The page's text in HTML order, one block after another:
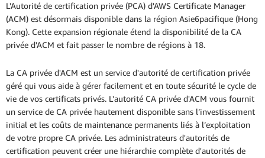
L'Autorité de certification privée (PCA) d'AWS Certificate Manager
(ACM) est désormais disponible dans la région Asie6pacifique (Hong
Kong). Cette expansion régionale étend la disponibilité de la CA
privée d'ACM et fait passer le nombre de régions à 18.
La CA privée d'ACM est un service d'autorité de certification privée
géré qui vous aide à gérer facilement et en toute sécurité le cycle de
vie de vos certificats privés. L'autorité CA privée d'ACM vous fournit
un service de CA privée hautement disponible sans l’investissement
initial et les coûts de maintenance permanents liés à l’exploitation
de votre propre CA privée. Les administrateurs d'autorités de
certification peuvent créer une hiérarchie complète d'autorités de